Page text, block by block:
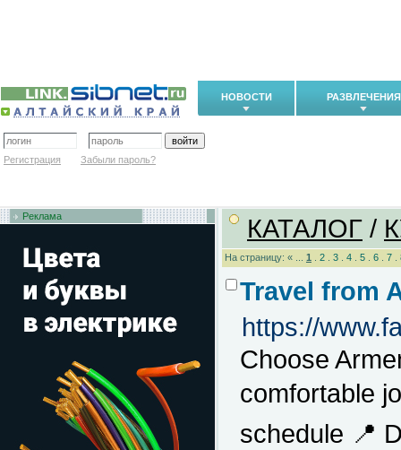
НОВОСТИ РАЗВЛЕЧЕНИЯ
Регистрация Забыли пароль?
Реклама КАТАЛОГ /
На страницу: « ... 1 2 3 4 5 6 7
Travel from
https://
Choose
comfortable
schedule 📍